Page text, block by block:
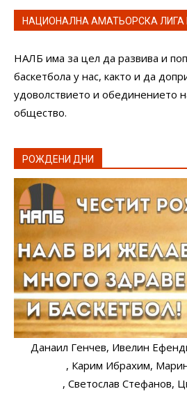
НАЦИОНАЛНА АМАТЬОРСКА ЛИГА
НАЛБ има за цел да развива и
баскетбола у нас, както и да
удоволствието и обединението
общество.
РОЖДЕНИ ДНИ
Данаил Генчев, Ивелин
, Карим Ибрахим,
, Светослав Стефанов,